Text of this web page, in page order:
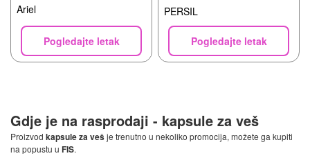
Ariel
Pogledajte letak
PERSIL
Pogledajte letak
Gdje je na rasprodaji - kapsule za veš
Proizvod kapsule za vešje trenutno u nekoliko promocija, možete ga kupiti
na popustu u FIS.